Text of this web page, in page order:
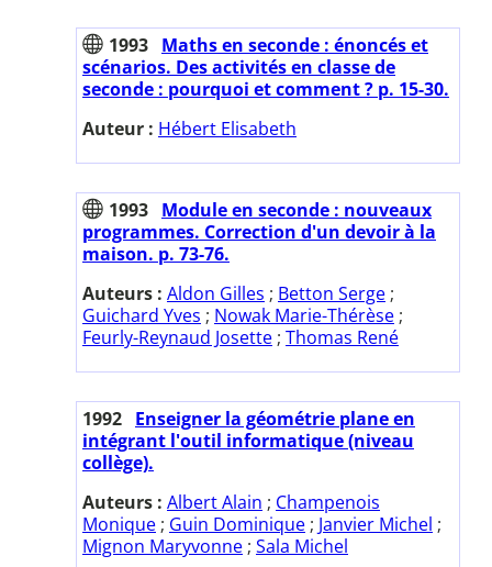
1993 Maths en seconde : énoncés et
scénarios. Des activités en classe de
seconde : pourquoi et comment ? p. 15-30.
Auteur : Hébert Elisabeth
1993 Module en seconde : nouveaux
programmes. Correction d'un devoir à la
maison. p. 73-76.
Auteurs : Aldon Gilles ; Betton Serge ;
Guichard Yves ; Nowak Marie-Thérèse ;
Feurly-Reynaud Josette ; Thomas René
1992 Enseigner la géométrie plane en
intégrant l'outil informatique (niveau
collège).
Auteurs : Albert Alain ; Champenois
Monique ; Guin Dominique ; Janvier Michel ;
Mignon Maryvonne ; Sala Michel